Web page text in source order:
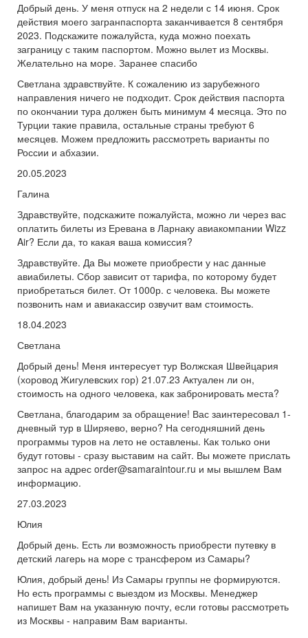
Добрый день. У меня отпуск на 2 недели с 14 июня. Срок
действия моего загранпаспорта заканчивается 8 сентября
2023. Подскажите пожалуйста, куда можно поехать
заграницу с таким паспортом. Можно вылет из Москвы.
Желательно на море. Заранее спасибо
Светлана здравствуйте. К сожалению из зарубежного
направления ничего не подходит. Срок действия паспорта
по окончании тура должен быть минимум 4 месяца. Это по
Турции такие правила, остальные страны требуют 6
месяцев. Можем предложить рассмотреть варианты по
России и абхазии.
20.05.2023
Галина
Здравствуйте, подскажите пожалуйста, можно ли через вас
оплатить билеты из Еревана в Ларнаку авиакомпании Wizz
Air? Если да, то какая ваша комиссия?
Здравствуйте. Да Вы можете приобрести у нас данные
авиабилеты. Сбор зависит от тарифа, по которому будет
приобретаться билет. От 1000р. с человека. Вы можете
позвонить нам и авиакассир озвучит вам стоимость.
18.04.2023
Светлана
Добрый день! Меня интересует тур Волжская Швейцария
(хоровод Жигулевских гор) 21.07.23 Актуален ли он,
стоимость на одного человека, как забронировать места?
Светлана, благодарим за обращение! Вас заинтересовал 1-
дневный тур в Ширяево, верно? На сегодняшний день
программы туров на лето не оставлены. Как только они
будут готовы - сразу выставим на сайт. Вы можете прислать
запрос на адрес order@samaraintour.ru и мы вышлем Вам
информацию.
27.03.2023
Юлия
Добрый день. Есть ли возможность приобрести путевку в
детский лагерь на море с трансфером из Самары?
Юлия, добрый день! Из Самары группы не формируются.
Но есть программы с выездом из Москвы. Менеджер
напишет Вам на указанную почту, если готовы рассмотреть
из Москвы - направим Вам варианты.